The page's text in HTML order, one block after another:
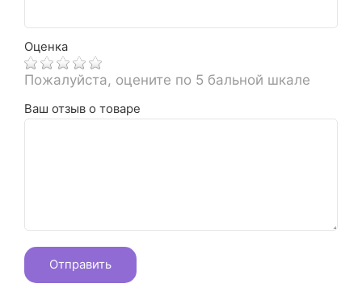
Оценка
Пожалуйста, оцените по 5 бальной шкале
Ваш отзыв о товаре